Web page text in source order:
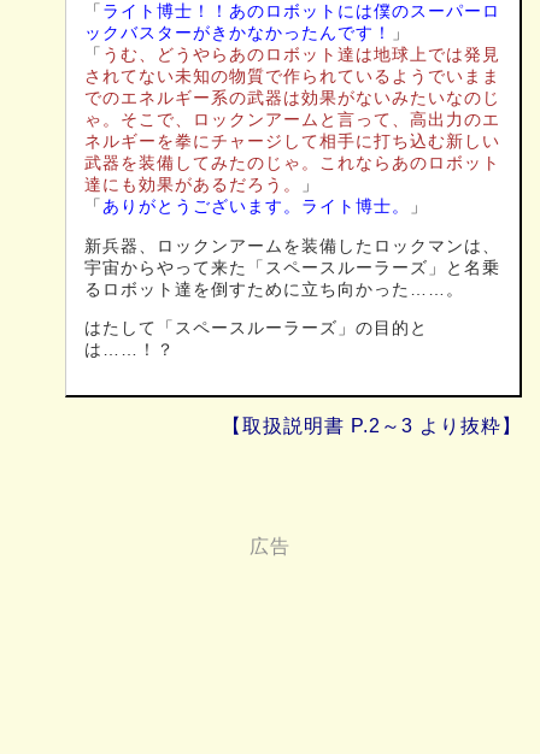
「 ライト博士！！あのロボットには僕のスーパーロ
ックバスターがきかなかったんです！
」
「 うむ、どうやらあのロボット達は地球上では発見
されてない未知の物質で作られているようでいまま
でのエネルギー系の武器は効果がないみたいなのじ
ゃ。そこで、ロックンアームと言って、高出力のエ
ネルギーを拳にチャージして相手に打ち込む新しい
武器を装備してみたのじゃ。これならあのロボット
達にも効果があるだろう。
」
「 ありがとうございます。ライト博士。 」
新兵器、ロックンアームを装備したロックマンは、
宇宙からやって来た「スペースルーラーズ」と名乗
るロボット達を倒すために立ち向かった……。
はたして「スペースルーラーズ」の目的と
は……！？
【取扱説明書 P.2～3 より抜粋】